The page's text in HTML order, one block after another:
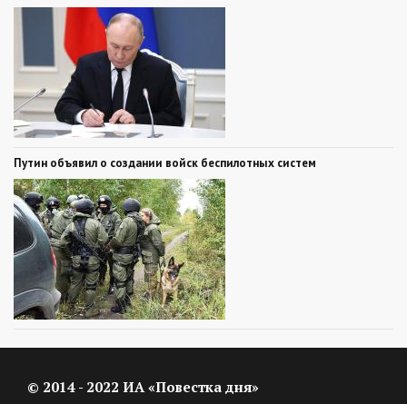
Путин объявил о создании войск беспилотных систем
© 2014 - 2022 ИА «Повестка дня»